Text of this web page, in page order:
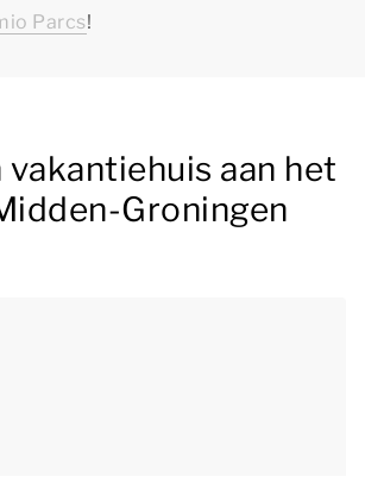
Parcs!
vakantiehuis aan het
Groningen